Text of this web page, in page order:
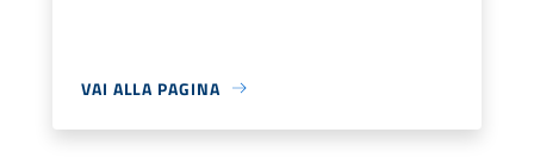
VAI ALLA PAGINA